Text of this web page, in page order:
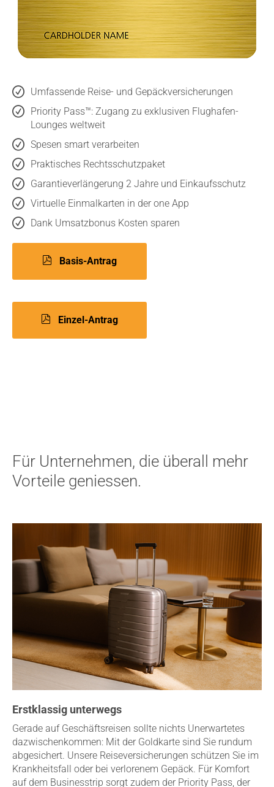
Umfassende Reise- und Gepäckversicherungen
Priority Pass™: Zugang zu exklusiven Flughafen-
Lounges weltweit
Spesen smart verarbeiten
Praktisches Rechtsschutzpaket
Garantieverlängerung 2 Jahre und Einkaufsschutz
Virtuelle Einmalkarten in der one App
Dank Umsatzbonus Kosten sparen
Basis-Antrag
Einzel-Antrag
Für Unternehmen, die überall mehr
Vorteile geniessen.
Erstklassig unterwegs
Gerade auf Geschäftsreisen sollte nichts Unerwartetes
dazwischenkommen: Mit der Goldkarte sind Sie rundum
abgesichert. Unsere Reiseversicherungen schützen Sie im
Krankheitsfall oder bei verlorenem Gepäck. Für Komfort
auf dem Businesstrip sorgt zudem der Priority Pass, der